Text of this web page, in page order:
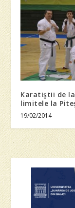
Karatiştii de
limitele la
19/02/2014